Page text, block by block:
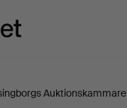
Auktionskammare